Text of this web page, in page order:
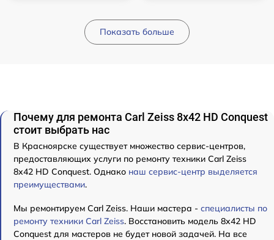
Показать больше
Почему для ремонта Carl Zeiss 8x42 HD Conquest
стоит выбрать нас
В Красноярске существует множество сервис-центров,
предоставляющих услуги по ремонту техники Carl Zeiss
8x42 HD Conquest. Однако наш сервис-центр выделяется
преимуществами.
Мы ремонтируем Carl Zeiss. Наши мастера - специалисты по
ремонту техники Carl Zeiss. Восстановить модель 8x42 HD
Conquest для мастеров не будет новой задачей. На все